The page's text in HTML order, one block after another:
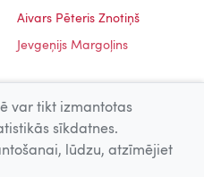
Aivars Pēteris Znotiņš
Jevgeņijs Margoļins
Uz augšu
var tikt izmantotas
sīkdatnes.
lūdzu, atzīmējiet